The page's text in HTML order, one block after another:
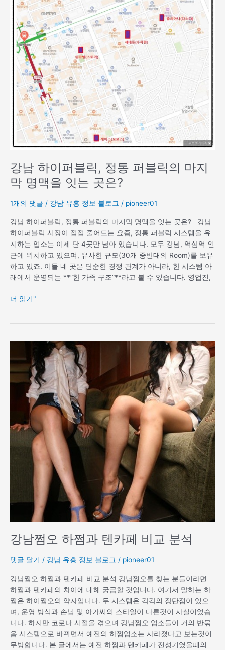
강남 하이퍼블릭, 정통 퍼블릭의 마지
막 명맥을 잇는 곳은?
1개의 댓글 / 강남 유흥 정보 블로그 / pioneer01
강남 하이퍼블릭, 정통 퍼블릭의 마지막 명맥을 잇는 곳은? 강남
하이퍼블릭 시장이 점점 줄어드는 요즘, 정통 퍼블릭 시스템을 유
지하는 업소는 이제 단 4곳만 남아 있습니다. 모두 강남, 역삼역 인
근에 위치하고 있으며, 유사한 규모(30개 중반대의 Room)를 보유
하고 있죠. 이들 네 곳은 단순한 경쟁 관계가 아니라, 한 시스템 아
래에서 운영되는 **”한 가족 구조”**라고 볼 수 있습니다. 영업진,
이
퍼
블
릭,
정
통
퍼
블
릭
의
마
지
막
맥
을
잇
곳
은?
더 읽기"
강남쩜오 하쩜과 텐카페 비교 분석
댓글 달기 / 강남 유흥 정보 블로그 / pioneer01
강남쩜오 하쩜과 텐카페 비교 분석 강남쩜오를 찾는 분들이라면
하쩜과 텐카페의 차이에 대해 궁금할 것입니다. 여기서 말하는 하
쩜은 하이쩜오의 약자입니다. 두 시스템은 각각의 장단점이 있으
며, 운영 방식과 손님 및 아가씨의 스타일이 다른것이 사실이었습
니다. 하지만 코로나 시절을 겪으며 강남쩜오 업소들이 거의 반묶
음 시스템으로 바뀌면서 예전의 하쩜업소는 사라졌다고 보는것이
무방합니다. 본 글에서는 예전 하쩜과 텐카페가 전성기였을때의
쩜
텐
페